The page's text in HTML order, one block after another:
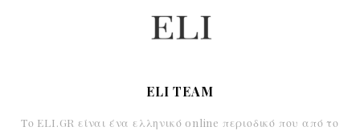
ELI TEAM
Το ELI.GR είναι ένα ελληνικό online περιοδικό που από το